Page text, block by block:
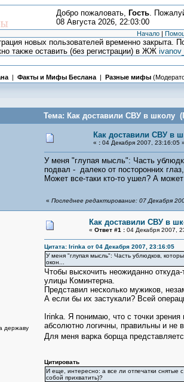
Добро пожаловать, Гость.
08 Августа 2026, 22:03:00
Начало |
новых пользователей временно закрыта.
также оставить (без регистрации) в ЖЖ
| Факты и Мифы Беслана | Разные мифы
Тема: Как доставили СВУ в школу
Как доставили СВУ в
« : 04 Декабря 2007, 23:16:05
У меня "глупая мысль": Часть
подвал - далеко от посторонних
Может все-таки кто-то ушел? А
« Последнее редактирование: 07 Декабря
державу
Как доставили СВУ в
« Ответ #1 : 04 Декабря 2007,
Цитата: Irinka от 04 Декабря 2007, 23:16:05
У меня "глупая мысль": Часть ублюдков,
окон...
Чтобы выскочить неожиданно
улицы Коминтерна.
Представил несколько мужиков,
А если бы их застукали? Всей
Irinka. Я понимаю, что с точки
абсолютно логичны, правильны и не
Для меня варка борща
Цитировать
И еще, интересно: а все ли отпечатки снятые
собой прихватить)?